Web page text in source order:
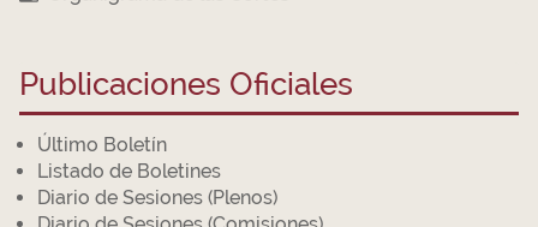
Publicaciones Oficiales
Último Boletín
Listado de Boletines
Diario de Sesiones (Plenos)